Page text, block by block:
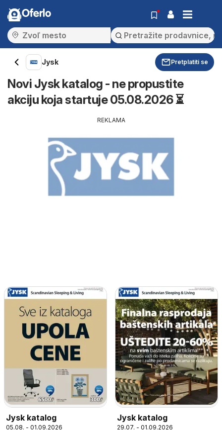
Oferlo
Jysk Pretplatiti se
Novi Jysk katalog - ne propustite
akciju koja startuje 05.08.2026 ⏳
REKLAMA
Jysk katalog
05.08. - 01.09.2026
Jysk katalog
29.07. - 01.09.2026